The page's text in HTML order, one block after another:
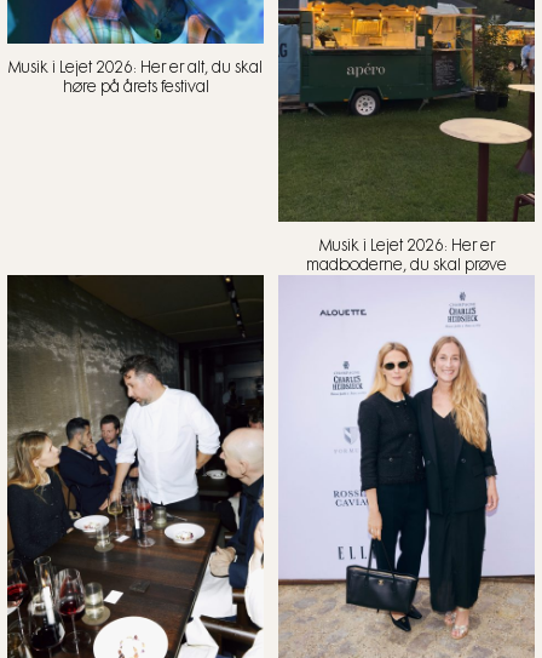
Musik i Lejet 2026: Her er alt, du skal
høre på årets festival
Musik i Lejet 2026: Her er
madboderne, du skal prøve